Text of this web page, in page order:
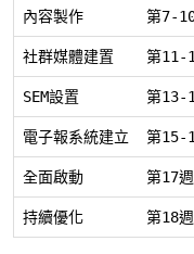
內容製作 第7-
社群媒體建置 第11-
SEM設置 第13-
電子報系統建立 第15-
全面啟動 第17週
持續優化 第18